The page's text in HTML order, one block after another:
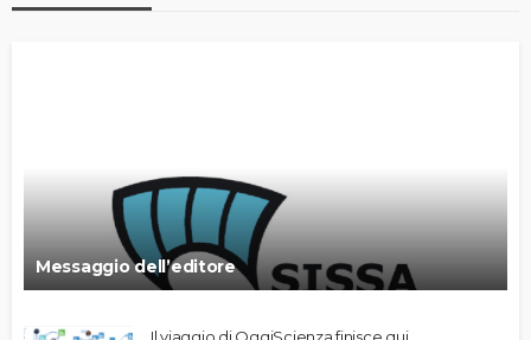
Messaggio dell’editore